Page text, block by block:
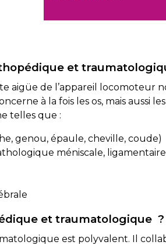
et
aigüe de l’appareil locomoteur
à la fois les os, mais aussi
telles que :
genou, épaule, cheville, coude)
méniscale,
et traumatologique ?
est polyvalent. Il